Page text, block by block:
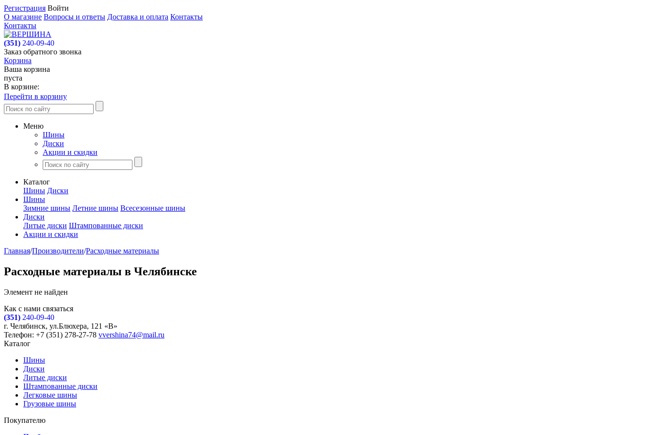
Регистрация Войти
О магазине Вопросы и ответы Доставка и оплата Контакты
Контакты
(351) 240-09-40
Заказ обратного звонка
Корзина
Ваша корзина
пуста
В корзине:
Перейти в корзину
Меню
Шины
Диски
Акции и скидки
Каталог
Шины Диски
Шины
Зимние шины Летние шины Всесезонные шины
Диски
Литые диски Штампованные диски
Акции и скидки
Главная/Производители/Расходные материалы
Расходные материалы в Челябинске
Элемент не найден
Как с нами связаться
(351) 240-09-40
г. Челябинск, ул.Блюхера, 121 «В»
Телефон: +7 (351) 278-27-78 vvershina74@mail.ru
Каталог
Шины
Диски
Литые диски
Штампованные диски
Легковые шины
Грузовые шины
Покупателю